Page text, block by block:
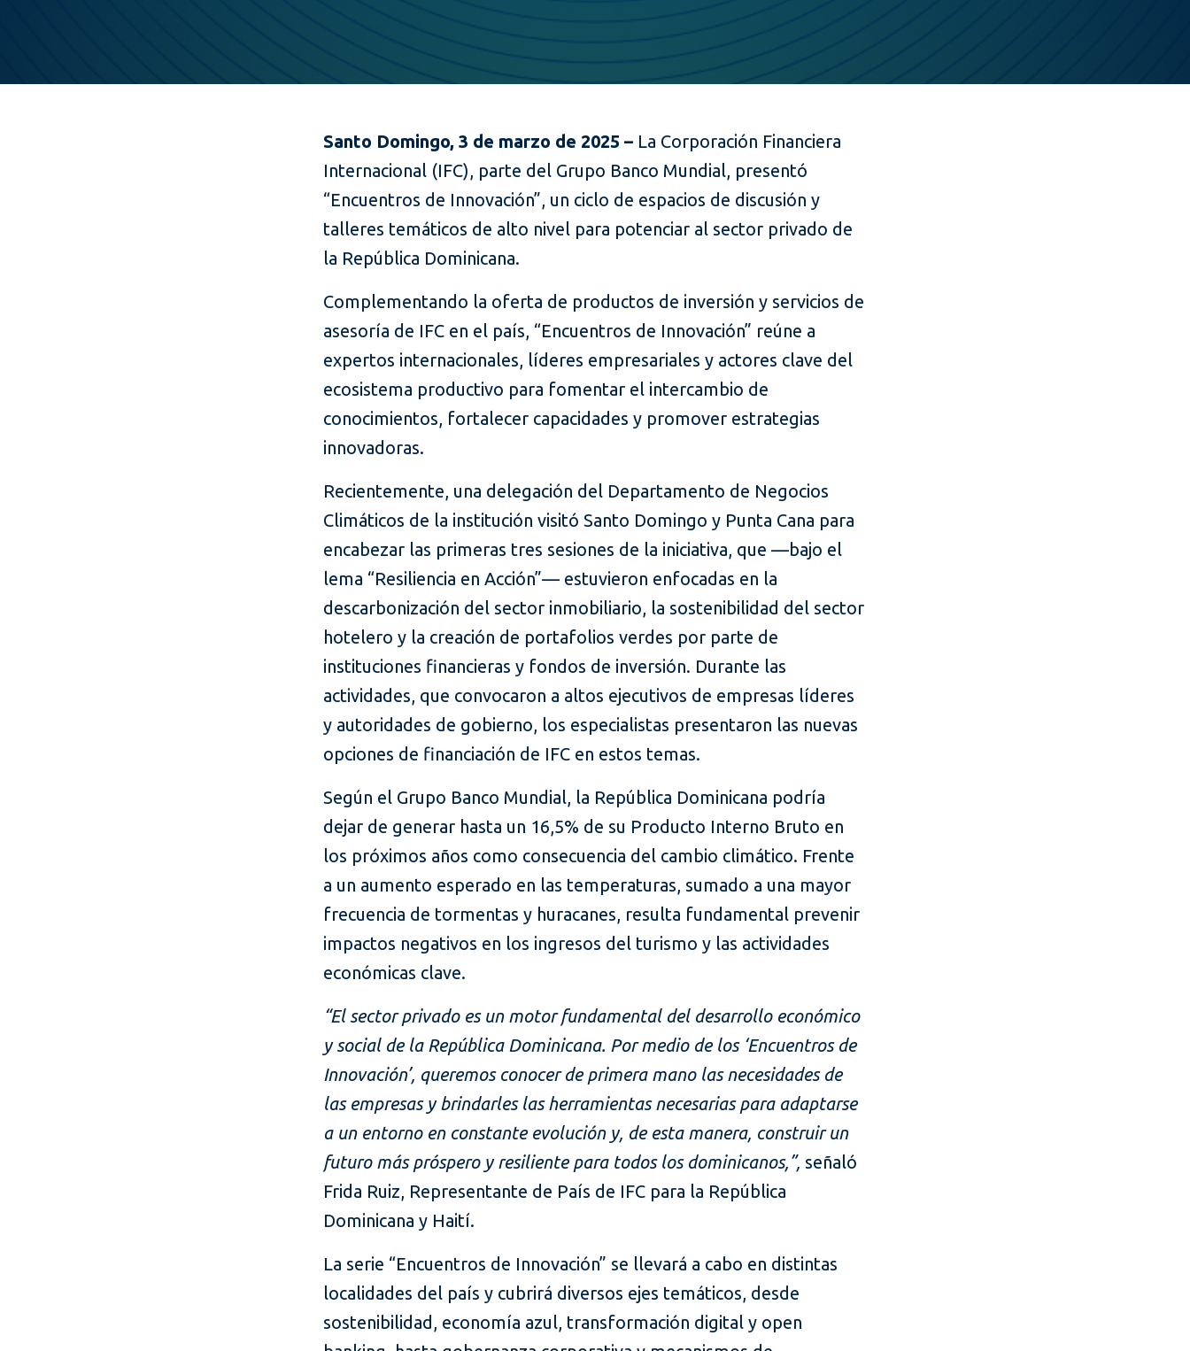
Santo Domingo, 3 de marzo de 2025 – La Corporación Financiera
Internacional (IFC), parte del Grupo Banco Mundial, presentó
“Encuentros de Innovación”, un ciclo de espacios de discusión y
talleres temáticos de alto nivel para potenciar al sector privado de
la República Dominicana.
Complementando la oferta de productos de inversión y servicios de
asesoría de IFC en el país, “Encuentros de Innovación” reúne a
expertos internacionales, líderes empresariales y actores clave del
ecosistema productivo para fomentar el intercambio de
conocimientos, fortalecer capacidades y promover estrategias
innovadoras.
Recientemente, una delegación del Departamento de Negocios
Climáticos de la institución visitó Santo Domingo y Punta Cana para
encabezar las primeras tres sesiones de la iniciativa, que —bajo el
lema “Resiliencia en Acción”— estuvieron enfocadas en la
descarbonización del sector inmobiliario, la sostenibilidad del sector
hotelero y la creación de portafolios verdes por parte de
instituciones financieras y fondos de inversión. Durante las
actividades, que convocaron a altos ejecutivos de empresas líderes
y autoridades de gobierno, los especialistas presentaron las nuevas
opciones de financiación de IFC en estos temas.
Según el Grupo Banco Mundial, la República Dominicana podría
dejar de generar hasta un 16,5% de su Producto Interno Bruto en
los próximos años como consecuencia del cambio climático. Frente
a un aumento esperado en las temperaturas, sumado a una mayor
frecuencia de tormentas y huracanes, resulta fundamental prevenir
impactos negativos en los ingresos del turismo y las actividades
económicas clave.
“El sector privado es un motor fundamental del desarrollo económico
y social de la República Dominicana. Por medio de los ‘Encuentros de
Innovación’, queremos conocer de primera mano las necesidades de
las empresas y brindarles las herramientas necesarias para adaptarse
a un entorno en constante evolución y, de esta manera, construir un
futuro más próspero y resiliente para todos los dominicanos,”, señaló
Frida Ruiz, Representante de País de IFC para la República
Dominicana y Haití.
La serie “Encuentros de Innovación” se llevará a cabo en distintas
localidades del país y cubrirá diversos ejes temáticos, desde
sostenibilidad, economía azul, transformación digital y open